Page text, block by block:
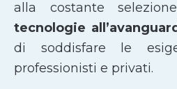
alla costante
tecnologie
di soddisfare le
professionisti e privati.